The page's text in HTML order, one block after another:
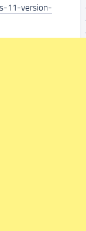
11-version-